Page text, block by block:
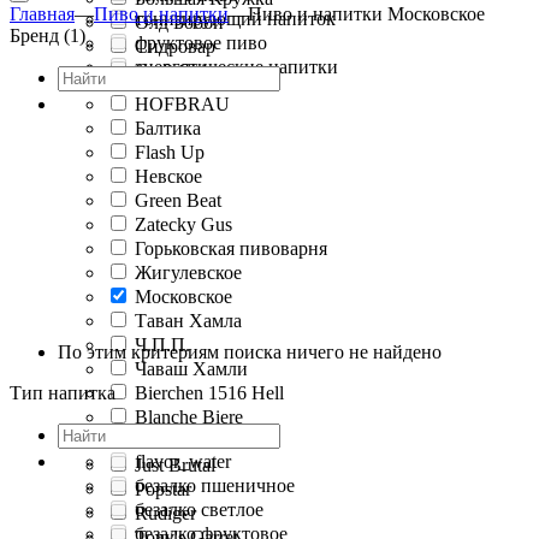
Олд Бобби
Сидровар
Craft Chips
тонизирующий напиток
фруктовое пиво
энергетические напитки
Главная—Пиво и напитки—Пиво и напитки Московское
Бренд (1)
HOFBRAU
Балтика
Flash Up
Невское
Green Beat
Zatecky Gus
Горьковская пивоварня
Жигулевское
Московское
Таван Хамла
Ч.П.П.
Чаваш Хамли
Bierchen 1516 Hell
Blanche Biere
Just Brutal
Popstar
Rudiger
По этим критериям поиска ничего не найдено
Тип напитка
flavor_water
безалко пшеничное
безалко светлое
безалко фруктовое